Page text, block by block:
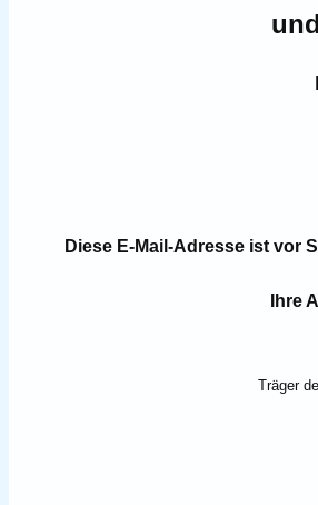
Diese E-Mail-Adresse ist vor
Ihre
Träger